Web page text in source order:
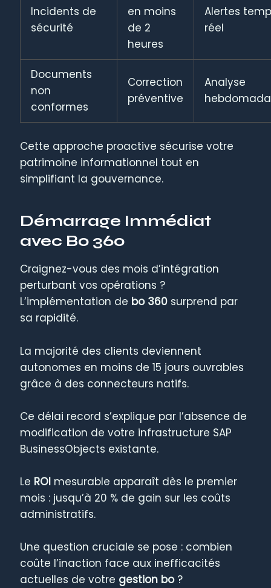
Incidents de
sécurité
en moins
de 2
heures
Alertes
réel
Documents
non
conformes
Correction
préventive
Analyse
Cette approche proactive sécurise votre
patrimoine informationnel tout en
simplifiant la gouvernance.
Démarrage Immédiat
avec Bo 360
Craignez-vous des mois d’intégration
perturbant vos opérations ?
L’implémentation de bo 360 surprend par
sa rapidité.
La majorité des clients deviennent
autonomes en moins de 15 jours ouvrables
grâce à des connecteurs natifs.
Ce délai record s’explique par l’absence de
modification de votre infrastructure SAP
BusinessObjects existante.
Le ROI mesurable apparaît dès le premier
mois : jusqu’à 20 % de gain sur les coûts
administratifs.
Une question cruciale se pose : combien
coûte l’inaction face aux inefficacités
actuelles de votre gestion bo?